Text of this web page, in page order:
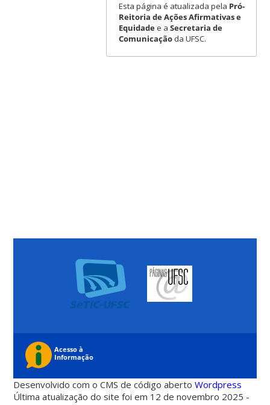
Esta página é atualizada pela Pró-
Reitoria de Ações Afirmativas e
Equidadee a Secretaria de
Comunicaçãoda UFSC.
Desenvolvido com o CMS de código abertoWordpress
Última atualização do site foi em 12 de novembro 2025 -